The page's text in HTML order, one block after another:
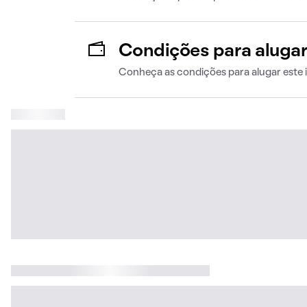
Condições para alugar
Conheça as condições para alugar este